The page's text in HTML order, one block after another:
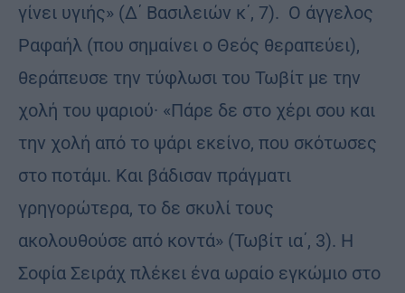
γίνει υγιής» (Δ΄ Βασιλειών κ΄, 7). Ο άγγελος
Ραφαήλ (που σημαίνει ο Θεός θεραπεύει),
θεράπευσε την τύφλωσι του Τωβίτ με την
χολή του ψαριού· «Πάρε δε στο χέρι σου και
την χολή από το ψάρι εκείνο, που σκότωσες
στο ποτάμι. Και βάδισαν πράγματι
γρηγορώτερα, το δε σκυλί τους
ακολουθούσε από κοντά» (Τωβίτ ια΄, 3). Η
Σοφία Σειράχ πλέκει ένα ωραίο εγκώμιο στο